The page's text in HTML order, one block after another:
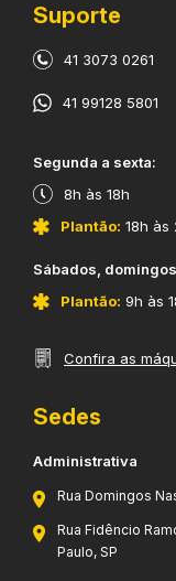
Suporte
41 3073 0261
41 99128 5801
​Segunda a sexta:
8h às 18h
Plantão: 18h às
​Sábados,
Plantão: 9h às
Confira as
Sedes
Administrativa
Rua Domingos
Rua Fidêncio
Paulo, SP